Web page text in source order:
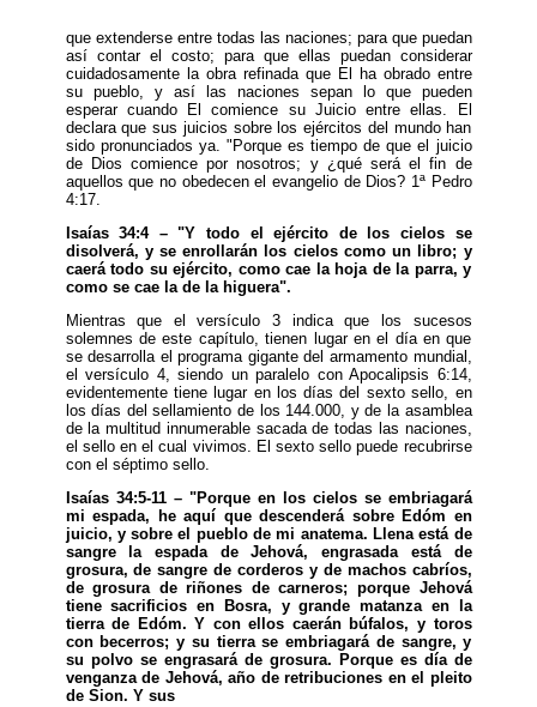
que extenderse entre todas las naciones; para que puedan
así contar el costo; para que ellas puedan considerar
cuidadosamente la obra refinada que El ha obrado entre
su pueblo, y así las naciones sepan lo que pueden
esperar cuando El comience su Juicio entre ellas. El
declara que sus juicios sobre los ejércitos del mundo han
sido pronunciados ya. "Porque es tiempo de que el juicio
de Dios comience por nosotros; y ¿qué será el fin de
aquellos que no obedecen el evangelio de Dios? 1ª Pedro
4:17.
Isaías 34:4 – "Y todo el ejército de los cielos se
disolverá, y se enrollarán los cielos como un libro; y
caerá todo su ejército, como cae la hoja de la parra, y
como se cae la de la higuera".
Mientras que el versículo 3 indica que los sucesos
solemnes de este capítulo, tienen lugar en el día en que
se desarrolla el programa gigante del armamento mundial,
el versículo 4, siendo un paralelo con Apocalipsis 6:14,
evidentemente tiene lugar en los días del sexto sello, en
los días del sellamiento de los 144.000, y de la asamblea
de la multitud innumerable sacada de todas las naciones,
el sello en el cual vivimos. El sexto sello puede recubrirse
con el séptimo sello.
Isaías 34:5-11 – "Porque en los cielos se embriagará
mi espada, he aquí que descenderá sobre Edóm en
juicio, y sobre el pueblo de mi anatema. Llena está de
sangre la espada de Jehová, engrasada está de
grosura, de sangre de corderos y de machos cabríos,
de grosura de riñones de carneros; porque Jehová
tiene sacrificios en Bosra, y grande matanza en la
tierra de Edóm. Y con ellos caerán búfalos, y toros
con becerros; y su tierra se embriagará de sangre, y
su polvo se engrasará de grosura. Porque es día de
venganza de Jehová, año de retribuciones en el pleito
de Sion. Y sus